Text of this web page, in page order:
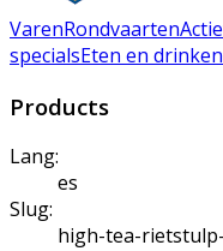
VarenRondvaarten
specialsEten en drinken
Products
Lang:
es
Slug:
high-tea-